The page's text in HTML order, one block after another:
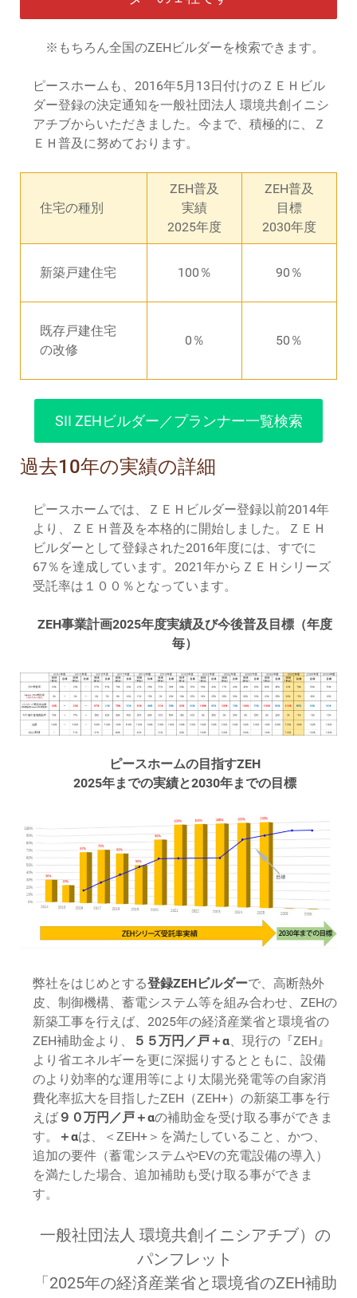
※もちろん全国のZEHビルダーを検索できます。
ピースホームも、2016年5月13日付けのＺＥＨビル
ダー登録の決定通知を一般社団法人 環境共創イニシ
アチブからいただきました。今まで、積極的に、Ｚ
ＥＨ普及に努めております。
住宅の種別
ZEH普及
実績
2025年度
ZEH普及
目標
2030年度
新築戸建住宅 100％ 90％
既存戸建住宅
の改修
0％ 50％
SII ZEHビルダー／プランナー一覧検索
過去10年の実績の詳細
ピースホームでは、ＺＥＨビルダー登録以前2014年
より、ＺＥＨ普及を本格的に開始しました。ＺＥＨ
ビルダーとして登録された2016年度には、すでに
67％を達成しています。2021年からＺＥＨシリーズ
受託率は１００％となっています。
ZEH事業計画2025年度実績及び今後普及目標（年度
毎）
ピースホームの目指すZEH
2025年までの実績と2030年までの目標
弊社をはじめとする登録ZEHビルダーで、高断熱外
皮、制御機構、蓄電システム等を組み合わせ、ZEHの
新築工事を行えば、2025年の経済産業省と環境省の
ZEH補助金より、
５５万円／戸＋α 、現行の『ZEH』
より省エネルギーを更に深掘りするとともに、設備
のより効率的な運用等により太陽光発電等の自家消
費化率拡大を目指したZEH（ZEH+）の新築工事を行
えば ９０万円／戸＋αの補助金を受け取る事ができま
す。
＋αは、＜ZEH+＞を満たしていること、かつ、
追加の要件（蓄電システムやEVの充電設備の導入）
を満たした場合、追加補助も受け取る事ができま
す。
一般社団法人 環境共創イニシアチブ）の
パンフレット
「2025年の経済産業省と環境省のZEH補助